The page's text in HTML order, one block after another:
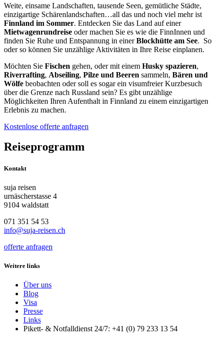
Weite, einsame Landschaften, tausende Seen, gemütliche Städte,
einzigartige Schärenlandschaften…all das und noch viel mehr ist
Finnland im Sommer. Entdecken Sie das Land auf einer
Mietwagenrundreise oder machen Sie es wie die FinnInnen und
finden Sie Ruhe und Entspannung in einerBlockhütte am See. So
oder so können Sie unzählige Aktivitäten in Ihre Reise einplanen.
Möchten Sie Fischen gehen, oder mit einem Husky spazieren,
Riverrafting, Abseiling, Pilze und Beeren sammeln, Bären und
Wölfe beobachten oder soll es sogar ein visumfreier Kurzbesuch
über die Grenze nach Russland sein? Es gibt unzählige
Möglichkeiten Ihren Aufenthalt in Finnland zu einem einzigartigen
Erlebnis zu machen.
Kostenlose offerte anfragen
Reiseprogramm
Kontakt
suja reisen
urnäscherstasse 4
9104 waldstatt
071 351 54 53
info@suja-reisen.ch
offerte anfragen
Weitere links
Über uns
Blog
Visa
Presse
Links
Pikett- & Notfalldienst 24/7: +41 (0) 79 233 13 54